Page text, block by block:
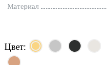
Материал
Цвет: